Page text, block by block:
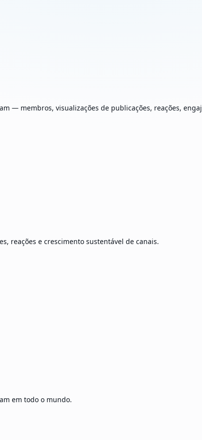
— membros, visualizações de publicações, reações,
reações e crescimento sustentável de canais.
em todo o mundo.